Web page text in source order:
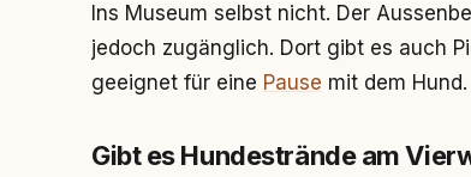
Ins Museum selbst nicht. Der
jedoch zugänglich. Dort gibt es auch
geeignet für eine Pause mit dem Hund.
Gibt es Hundestrände am